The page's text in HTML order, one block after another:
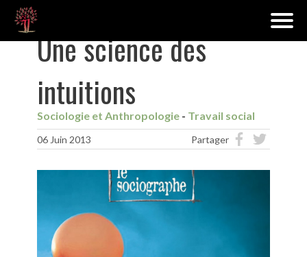
Une science des
intuitions
Sociologie et Anthropologie Travail social
06 Juin 2013 Partager